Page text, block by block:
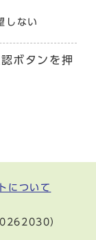
しない
ボタンを押
について
）